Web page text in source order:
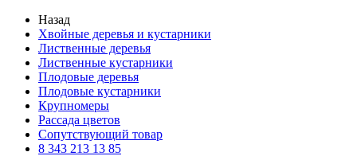
Назад
Хвойные деревья и кустарники
Лиственные деревья
Лиственные кустарники
Плодовые деревья
Плодовые кустарники
Крупномеры
Рассада цветов
Сопутствующий товар
8 343 213 13 85